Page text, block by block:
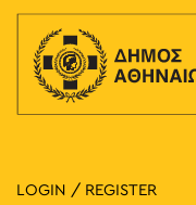
LOGIN / REGISTER